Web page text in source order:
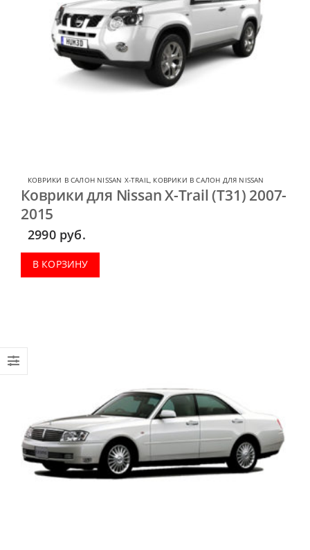
КОВРИКИ В САЛОН NISSAN X-TRAIL КОВРИКИ В САЛОН ДЛЯ NISSAN
Коврики для Nissan X-Trail (T31) 2007-
2015
2990 руб.
В КОРЗИНУ